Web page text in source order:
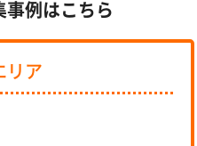
事例はこちら
リア